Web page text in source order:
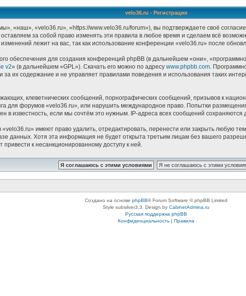
velo36.ru - Регистрация
«наш», «velo36.ru», «https://www.velo36.ru/forum»), вы подтверждаете своё
за собой право изменять эти правила в любое время и сделаем всё
лежит на вас, так как использование конференции «velo36.ru» после
обеспечения для создания конференций phpBB (в дальнейшем «они»,
v2» (в дальнейшем «GPL»). Скачать его можно по адресу www.phpbb.com.
за их содержание и не управляет правилами поведения и использования таких
клеветнических сообщений, порнографических сообщений, призывов к
для форумов «velo36.ru», или нарушить международное право. Попытки
в известность, если мы сочтём это нужным. IP-адреса всех сообщений
имеют право удалить, отредактировать, перенести или закрыть любую
данных. Хотя эта информация не будет открыта третьим лицам без вашего
привести к несанкционированному доступу к ней.
Создано на основе phpBB® Forum Software © phpBB Limited
Style subsilver3.3. Design by CabinetAdmina.ru
Русская поддержка phpBB
Конфиденциальность| Правила